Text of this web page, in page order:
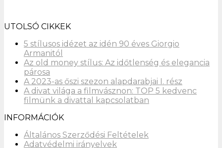
UTOLSÓ CIKKEK
5 stílusos idézet az idén 90 éves Giorgio
Armanitól
Az old money stílus: Az időtlenség és elegancia
párosa
A 2023-as őszi szezon alapdarabjai I. rész
A divat világa a filmvásznon: TOP 5 kedvenc
filmünk a divattal kapcsolatban
INFORMÁCIÓK
Általános Szerződési Feltételek
Adatvédelmi irányelvek